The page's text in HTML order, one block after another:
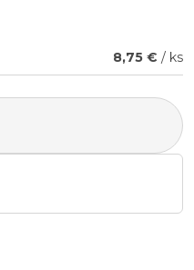
8,75 € / ks